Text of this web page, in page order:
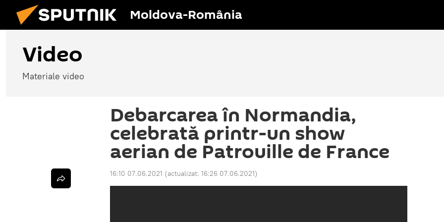
Moldova-România
Video
Materiale video
Debarcarea în Normandia,
celebrată printr-un show
aerian de Patrouille de France
16:10 07.06.2021 (actualizat: 16:26 07.06.2021)